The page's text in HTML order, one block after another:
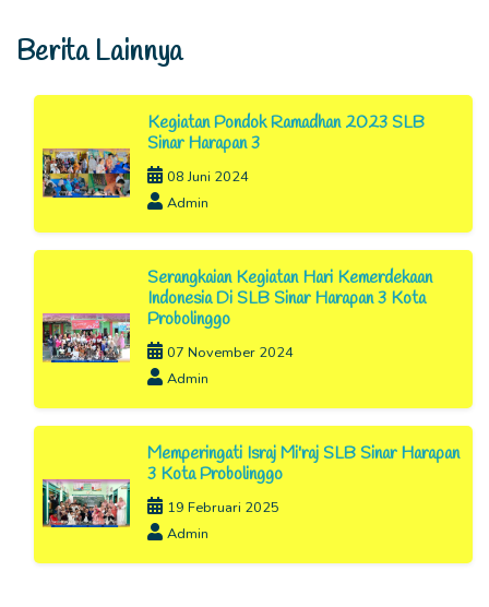
Berita Lainnya
Kegiatan Pondok Ramadhan 2023 SLB
Sinar Harapan 3
08 Juni 2024
Admin
Serangkaian Kegiatan Hari Kemerdekaan
Indonesia Di SLB Sinar Harapan 3 Kota
Probolinggo
07 November 2024
Admin
Memperingati Israj Mi'raj SLB Sinar Harapan
3 Kota Probolinggo
19 Februari 2025
Admin